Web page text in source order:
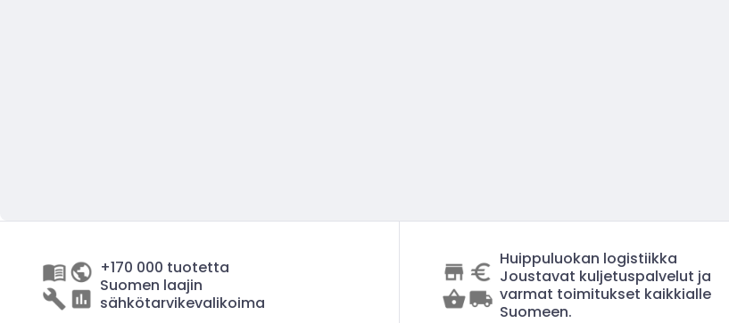
+170 000 tuotetta
Suomen laajin
sähkötarvikevalikoima
Huippuluokan logistiikka
Joustavat kuljetuspalvelut ja
varmat toimitukset kaikkialle
Suomeen.